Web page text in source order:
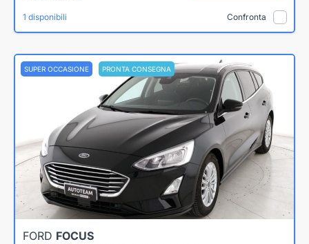
1 disponibili Confronta
SUPER OCCASIONE PRONTA CONSEGNA
FORD FOCUS